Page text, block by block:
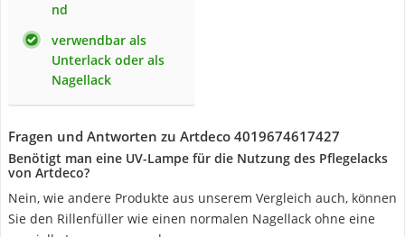
nd
verwendbar als
Unterlack oder als
Nagellack
Fragen und Antworten zu Artdeco 4019674617427
Benötigt man eine UV-Lampe für die Nutzung des Pflegelacks
von Artdeco?
Nein, wie andere Produkte aus unserem Vergleich auch, können
Sie den Rillenfüller wie einen normalen Nagellack ohne eine